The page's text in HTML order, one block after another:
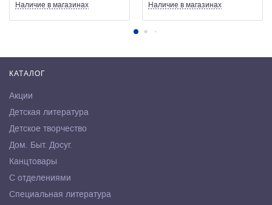
Наличие в магазинах Наличие в магазинах
КАТАЛОГ
Акции
Детская литература
Детское творчество
Дом. Быт. Досуг.
Канцтовары
С отделениями
Специальная литература